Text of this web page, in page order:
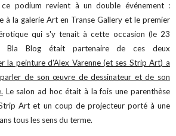
podium revient à un double événement :
à la galerie Art en Transe Gallery et le premier
qui s'y tenait à cette occasion (le 23
Bla Blog était partenaire de ces deux
la peinture d'Alex Varenne (et ses Strip Art) a
de son œuvre de dessinateur et de son
Le salon ad hoc était à la fois une parenthèse
Art et un coup de projecteur porté à une
tous les sens du terme.